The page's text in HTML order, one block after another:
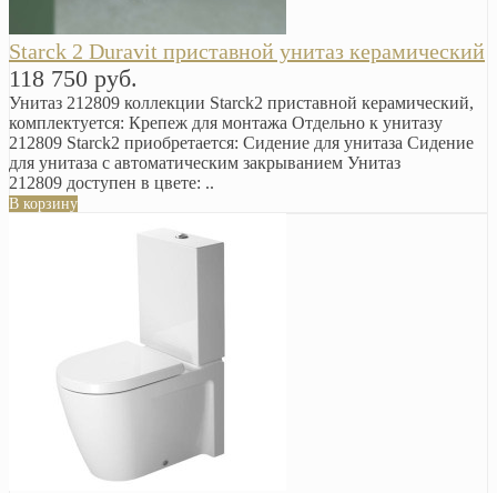
Starck 2 Duravit приставной унитаз керамический
118 750 руб.
Унитаз 212809 коллекции Starck2 приставной керамический,
комплектуется: Крепеж для монтажа Отдельно к унитазу
212809 Starck2 приобретается: Сидение для унитаза Сидение
для унитаза с автоматическим закрыванием Унитаз
212809 доступен в цвете: ..
В корзину